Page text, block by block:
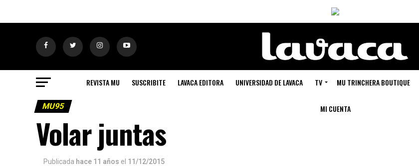
REVISTA MU SUSCRIBITE LAVACA EDITORA UNIVERSIDAD DE LAVACA TV MU TRINCHERA BOUTIQUE
MI CUENTA
MU95
Volar juntas
Publicada hace 11 años el 11/12/2015